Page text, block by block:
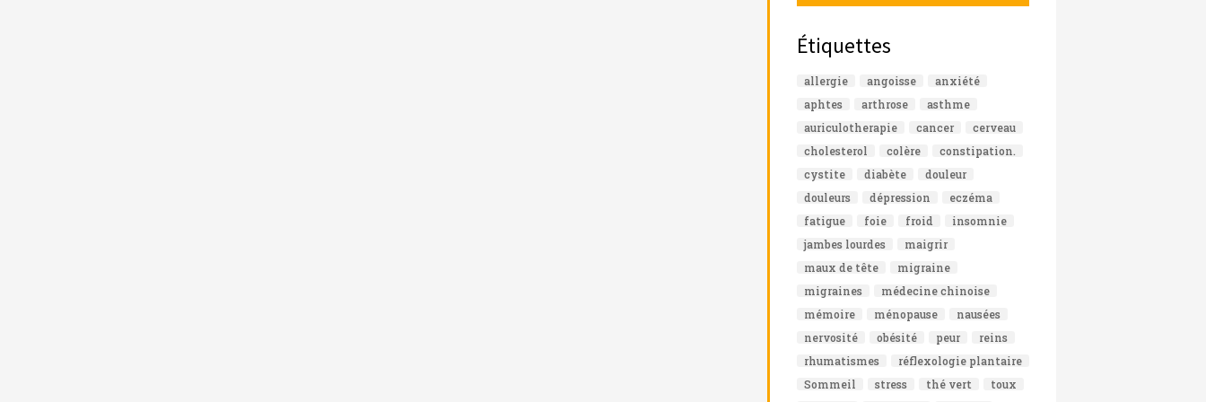
Étiquettes
allergie angoisse
anxiété
aphtes
arthrose
asthme
auriculotherapie
cancer
cerveau
cholesterol
colère
constipation.
cystite
diabète
douleur
douleurs
dépression
eczéma
fatigue
foie froid
insomnie
jambes lourdes
maigrir
maux de tête
migraine
migraines
médecine chinoise
mémoire
ménopause
nausées
nervosité
obésité peur
reins
rhumatismes
réflexologie plantaire
Sommeil
stress thé vert
toux